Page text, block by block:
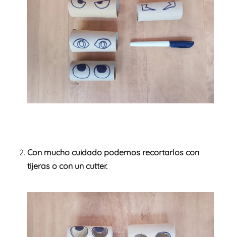
Con mucho cuidado podemos recortarlos con
tijeras o con un cutter.